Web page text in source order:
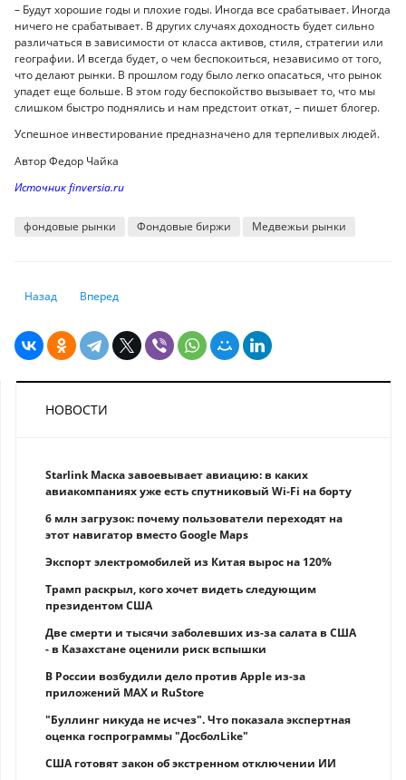
– Будут хорошие годы и плохие годы. Иногда все срабатывает. Иногда
ничего не срабатывает. В других случаях доходность будет сильно
различаться в зависимости от класса активов, стиля, стратегии или
географии. И всегда будет, о чем беспокоиться, независимо от того,
что делают рынки. В прошлом году было легко опасаться, что рынок
упадет еще больше. В этом году беспокойство вызывает то, что мы
слишком быстро поднялись и нам предстоит откат, – пишет блогер.
Успешное инвестирование предназначено для терпеливых людей.
Автор Федор Чайка
Источник finversia.ru
фондовые рынки Фондовые биржи Медвежьи рынки
Предыдущий: Сколько стоит новое жилье в Казахстане? Анализ цен
Назад Следующий: Нефтедоллары вновь убывают
Вперед
НОВОСТИ
Starlink Маска завоевывает авиацию: в каких
авиакомпаниях уже есть спутниковый Wi-Fi на борту
6 млн загрузок: почему пользователи переходят на
этот навигатор вместо Google Maps
Экспорт электромобилей из Китая вырос на 120%
Трамп раскрыл, кого хочет видеть следующим
президентом США
Две смерти и тысячи заболевших из-за салата в США
- в Казахстане оценили риск вспышки
В России возбудили дело против Apple из-за
приложений MAX и RuStore
"Буллинг никуда не исчез". Что показала экспертная
оценка госпрограммы "ДосболLike"
США готовят закон об экстренном отключении ИИ